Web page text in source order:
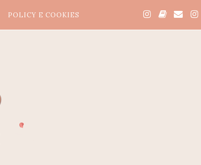
POLICY E COOKIES